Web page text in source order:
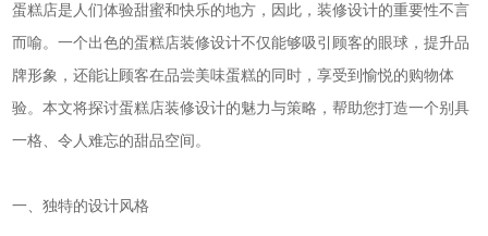
蛋糕店是人们体验甜蜜和快乐的地方，因此，装修设计的重要性不言
而喻。一个出色的蛋糕店装修设计不仅能够吸引顾客的眼球，提升品
牌形象，还能让顾客在品尝美味蛋糕的同时，享受到愉悦的购物体
验。本文将探讨蛋糕店装修设计的魅力与策略，帮助您打造一个别具
一格、令人难忘的甜品空间。
一、独特的设计风格